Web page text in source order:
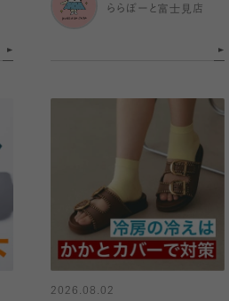
ららぽーと富士見店
2026.08.02